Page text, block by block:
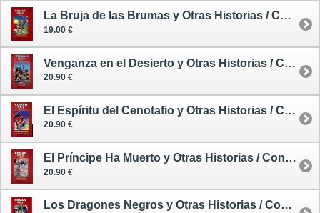
La Bruja de las Brumas y Otras Historias / Conan Rey 1 (de 11) - cómic
19.00 €
Venganza en el Desierto y Otras Historias / Conan Rey 2 (de 11)- cómic
20.90 €
El Espíritu del Cenotafio y Otras Historias / Conan Rey 3 (de 11) - cómic
20.90 €
El Príncipe Ha Muerto y Otras Historias / Conan Rey 4 (de 11) - cómic
20.90 €
Los Dragones Negros y Otras Historias / Conan Rey 5 (de 11) - cómic